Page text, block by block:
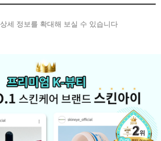
상세 정보를 확대해 보실 수 있습니다